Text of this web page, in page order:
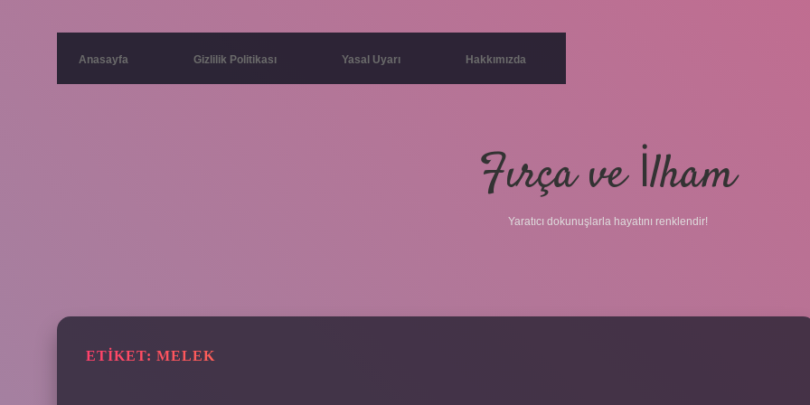
Anasayfa Gizlilik Politikası Yasal Uyarı Hakkımızda
Fırça ve İlham
Yaratıcı dokunuşlarla hayatını renklendir!
ETIKET: MELEK